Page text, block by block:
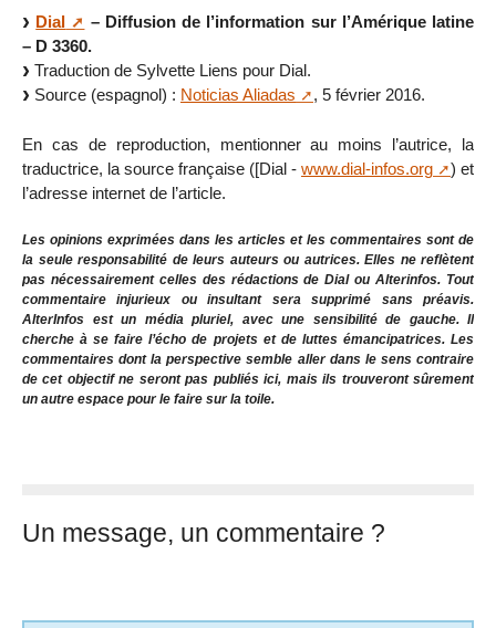
Dial
– Diffusion de l’information sur l’Amérique latine
– D 3360.
Traduction de Sylvette Liens pour Dial.
Source (espagnol) : Noticias Aliadas , 5 février 2016.
En cas de reproduction, mentionner au moins l’autrice, la
traductrice, la source française ([Dial - www.dial-infos.org
) et
l’adresse internet de l’article.
Les opinions exprimées dans les articles et les commentaires sont de
la seule responsabilité de leurs auteurs ou autrices. Elles ne reflètent
pas nécessairement celles des rédactions de Dial ou Alterinfos. Tout
commentaire injurieux ou insultant sera supprimé sans préavis.
AlterInfos est un média pluriel, avec une sensibilité de gauche. Il
cherche à se faire l’écho de projets et de luttes émancipatrices. Les
commentaires dont la perspective semble aller dans le sens contraire
de cet objectif ne seront pas publiés ici, mais ils trouveront sûrement
un autre espace pour le faire sur la toile.
Un message, un commentaire ?